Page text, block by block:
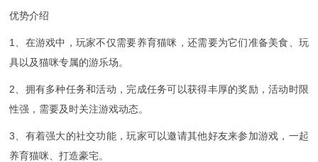
优势介绍
1、在游戏中，玩家不仅需要养育猫咪，还需要为它们准备美食、玩
具以及猫咪专属的游乐场。
2、拥有多种任务和活动，完成任务可以获得丰厚的奖励，活动时限
性强，需要及时关注游戏动态。
3、有着强大的社交功能，玩家可以邀请其他好友来参加游戏，一起
养育猫咪、打造豪宅。